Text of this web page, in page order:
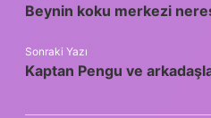
Beynin koku merkezi
Sonraki Yazı
Kaptan Pengu ve